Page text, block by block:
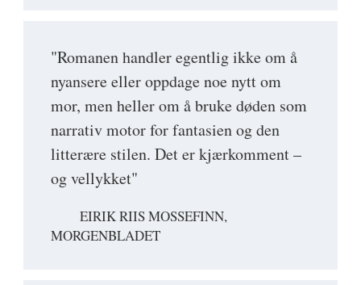
"Romanen handler egentlig ikke om å
nyansere eller oppdage noe nytt om
mor, men heller om å bruke døden som
narrativ motor for fantasien og den
litterære stilen. Det er kjærkomment –
og vellykket"
EIRIK RIIS MOSSEFINN,
MORGENBLADET